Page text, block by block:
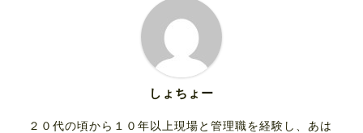
しょちょー
２０代の頃から１０年以上現場と管理職を経験し、あは